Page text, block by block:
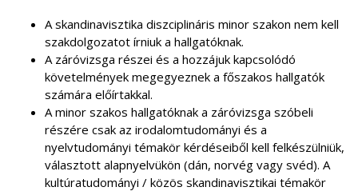
A skandinavisztika diszciplináris minor szakon nem kell
szakdolgozatot írniuk a hallgatóknak.
A záróvizsga részei és a hozzájuk kapcsolódó
követelmények megegyeznek a főszakos hallgatók
számára előírtakkal.
A minor szakos hallgatóknak a záróvizsga szóbeli
részére csak az irodalomtudományi és a
nyelvtudományi témakör kérdéseiből kell felkészülniük,
választott alapnyelvükön (dán, norvég vagy svéd). A
kultúratudományi / közös skandinavisztikai témakör